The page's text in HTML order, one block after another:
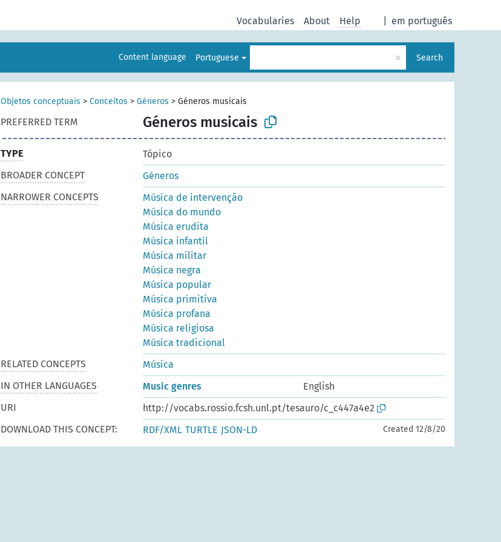
em português
Vocabularies About Help
Content language Portuguese × Search
Objetos conceptuais > Conceitos > Géneros > Géneros musicais
PREFERRED TERM Géneros musicais
TYPE
Tópico
BROADER CONCEPT
Géneros
NARROWER CONCEPTS
Música de intervenção
Música do mundo
Música erudita
Música infantil
Música militar
Música negra
Música popular
Música primitiva
Música profana
Música religiosa
Música tradicional
RELATED CONCEPTS
Música
IN OTHER LANGUAGES
Music genres
English
URI
http://vocabs.rossio.fcsh.unl.pt/tesauro/c_c447a4e2
DOWNLOAD THIS CONCEPT:
RDF/XML TURTLE JSON-LD Created 12/8/20